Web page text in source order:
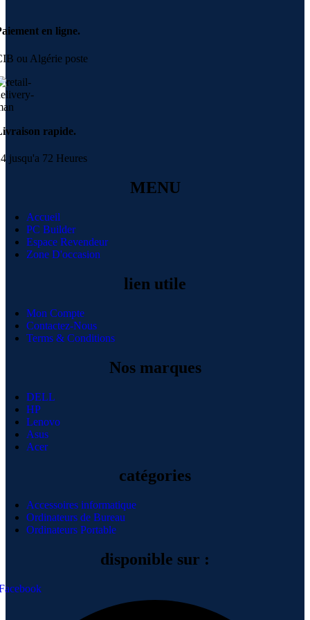
en ligne.
ou Algérie poste
rapide.
jusqu'a 72 Heures
MENU
Accueil
PC Builder
Espace Revendeur
Zone D'occasion
lien utile
Mon Compte
Contactez-Nous
Terms & Conditions
Nos marques
DELL
HP
Lenovo
Asus
Acer
catégories
Accessoires informatique
Ordinateurs de Bureau
Ordinateurs Portable
disponible sur :